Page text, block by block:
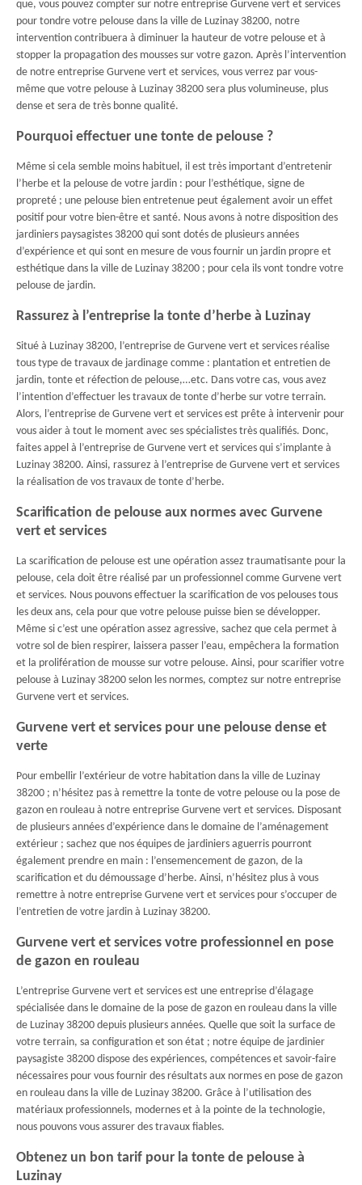
que, vous pouvez compter sur notre entreprise Gurvene vert et services
pour tondre votre pelouse dans la ville de Luzinay 38200, notre
intervention contribuera à diminuer la hauteur de votre pelouse et à
stopper la propagation des mousses sur votre gazon. Après l’intervention
de notre entreprise Gurvene vert et services, vous verrez par vous-
même que votre pelouse à Luzinay 38200 sera plus volumineuse, plus
dense et sera de très bonne qualité.
Pourquoi effectuer une tonte de pelouse ?
Même si cela semble moins habituel, il est très important d’entretenir
l’herbe et la pelouse de votre jardin : pour l’esthétique, signe de
propreté ; une pelouse bien entretenue peut également avoir un effet
positif pour votre bien-être et santé. Nous avons à notre disposition des
jardiniers paysagistes 38200 qui sont dotés de plusieurs années
d’expérience et qui sont en mesure de vous fournir un jardin propre et
esthétique dans la ville de Luzinay 38200 ; pour cela ils vont tondre votre
pelouse de jardin.
Rassurez à l’entreprise la tonte d’herbe à Luzinay
Situé à Luzinay 38200, l’entreprise de Gurvene vert et services réalise
tous type de travaux de jardinage comme : plantation et entretien de
jardin, tonte et réfection de pelouse,…etc. Dans votre cas, vous avez
l’intention d’effectuer les travaux de tonte d’herbe sur votre terrain.
Alors, l’entreprise de Gurvene vert et services est prête à intervenir pour
vous aider à tout le moment avec ses spécialistes très qualifiés. Donc,
faites appel à l’entreprise de Gurvene vert et services qui s’implante à
Luzinay 38200. Ainsi, rassurez à l’entreprise de Gurvene vert et services
la réalisation de vos travaux de tonte d’herbe.
Scarification de pelouse aux normes avec Gurvene
vert et services
La scarification de pelouse est une opération assez traumatisante pour la
pelouse, cela doit être réalisé par un professionnel comme Gurvene vert
et services. Nous pouvons effectuer la scarification de vos pelouses tous
les deux ans, cela pour que votre pelouse puisse bien se développer.
Même si c’est une opération assez agressive, sachez que cela permet à
votre sol de bien respirer, laissera passer l’eau, empêchera la formation
et la prolifération de mousse sur votre pelouse. Ainsi, pour scarifier votre
pelouse à Luzinay 38200 selon les normes, comptez sur notre entreprise
Gurvene vert et services.
Gurvene vert et services pour une pelouse dense et
verte
Pour embellir l’extérieur de votre habitation dans la ville de Luzinay
38200 ; n’hésitez pas à remettre la tonte de votre pelouse ou la pose de
gazon en rouleau à notre entreprise Gurvene vert et services. Disposant
de plusieurs années d’expérience dans le domaine de l’aménagement
extérieur ; sachez que nos équipes de jardiniers aguerris pourront
également prendre en main : l’ensemencement de gazon, de la
scarification et du démoussage d’herbe. Ainsi, n’hésitez plus à vous
remettre à notre entreprise Gurvene vert et services pour s’occuper de
l’entretien de votre jardin à Luzinay 38200.
Gurvene vert et services votre professionnel en pose
de gazon en rouleau
L’entreprise Gurvene vert et services est une entreprise d’élagage
spécialisée dans le domaine de la pose de gazon en rouleau dans la ville
de Luzinay 38200 depuis plusieurs années. Quelle que soit la surface de
votre terrain, sa configuration et son état ; notre équipe de jardinier
paysagiste 38200 dispose des expériences, compétences et savoir-faire
nécessaires pour vous fournir des résultats aux normes en pose de gazon
en rouleau dans la ville de Luzinay 38200. Grâce à l’utilisation des
matériaux professionnels, modernes et à la pointe de la technologie,
nous pouvons vous assurer des travaux fiables.
Obtenez un bon tarif pour la tonte de pelouse à
Luzinay